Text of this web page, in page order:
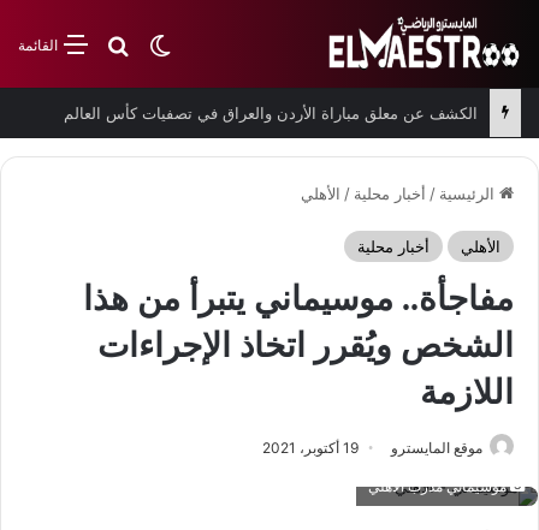
القائمةبحث عن
الوضع المظلم
الكشف عن معلق مباراة الأردن والعراق في تصفيات كأس العالم
الرئيسية / أخبار محلية / الأهلي
الأهلي أخبار محلية
مفاجأة.. موسيماني يتبرأ من هذا
الشخص ويُقرر اتخاذ الإجراءات
اللازمة
موقع المايسترو 19 أكتوبر، 2021
موسيماني مدرب الأهلي